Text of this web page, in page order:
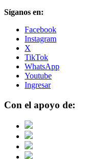
Síganos en:
Facebook
Instagram
X
TikTok
WhatsApp
Youtube
Ingresar
Con el apoyo de: